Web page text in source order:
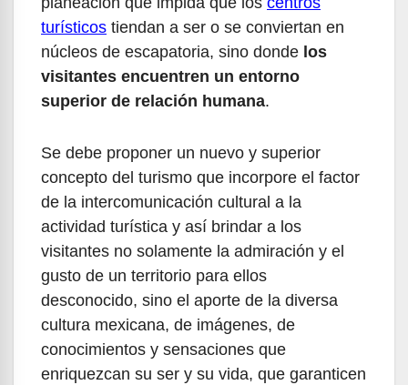
turísticos tiendan a ser o se conviertan en
núcleos de escapatoria, sino donde los
visitantes encuentren un entorno
superior de relación humana.
Se debe proponer un nuevo y superior
concepto del turismo que incorpore el factor
de la intercomunicación cultural a la
actividad turística y así brindar a los
visitantes no solamente la admiración y el
gusto de un territorio para ellos
desconocido, sino el aporte de la diversa
cultura mexicana, de imágenes, de
conocimientos y sensaciones que
enriquezcan su ser y su vida, que garanticen